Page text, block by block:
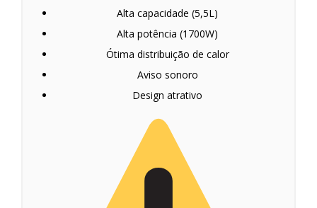
Alta capacidade (5,5L)
Alta potência (1700W)
Ótima distribuição de calor
Aviso sonoro
Design atrativo